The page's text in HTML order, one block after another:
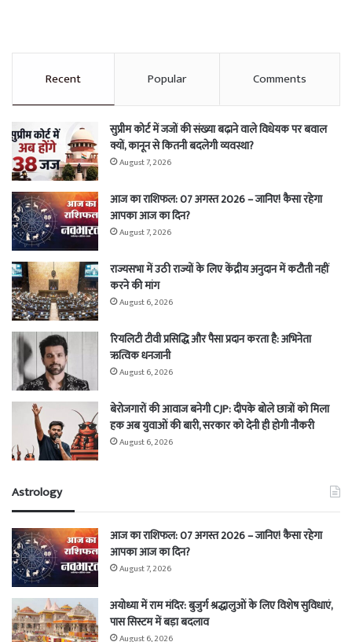
Recent Popular Comments
सुप्रीम कोर्ट में जजों की संख्या बढ़ाने वाले विधेयक पर बवाल
क्यों, कानून से कितनी बदलेगी व्यवस्था?
August 7, 2026
आज का राशिफल: 07 अगस्त 2026 – जानिए! कैसा रहेगा
आपका आज का दिन?
August 7, 2026
राज्यसभा में उठी राज्यों के लिए केंद्रीय अनुदान में कटौती नहीं
करने की मांग
August 6, 2026
रियलिटी टीवी प्रसिद्धि और पैसा प्रदान करता है: अभिनेता
ऋत्विक धनजानी
August 6, 2026
बेरोजगारों की आवाज बनेगी CJP: दीपके बोले छात्रों को मिला
हक अब युवाओं की बारी, सरकार को देनी ही होगी नौकरी
August 6, 2026
Astrology
आज का राशिफल: 07 अगस्त 2026 – जानिए! कैसा रहेगा
आपका आज का दिन?
August 7, 2026
अयोध्या में राम मंदिर: बुजुर्ग श्रद्धालुओं के लिए विशेष सुविधाएं,
पास सिस्टम में बड़ा बदलाव
August 6, 2026